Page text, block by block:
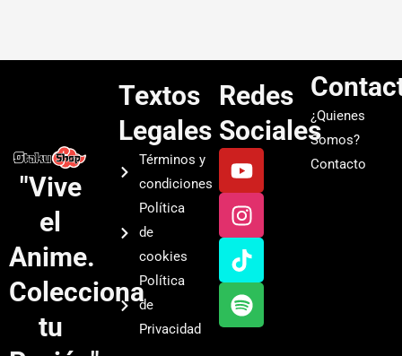
"Vive
el
Anime.
Colecciona
tu
Textos
Legales
Términos y
condiciones
Política
de
cookies
Política
de
Privacidad
Redes
Sociales
Y
o
u
t
u
b
e
I
n
s
t
a
g
r
a
T
i
k
t
o
k
S
p
o
t
i
f
y
¿Quienes
Somos?
Contacto